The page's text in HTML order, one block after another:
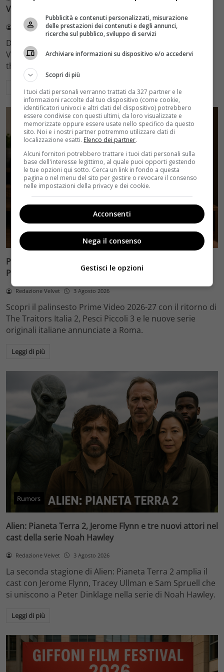
Video
Redazione Velvet 3 Agosto 2026
Deep Fear - Squali negli abissi è il film squali su Prime
Video che ha conquistato 6 milioni di ore viste. Un
thriller a basso budget che batte i blockbuster.
Leggi di più
Anteprime
Prime Video palinsesto 2026-27: The Traitors Italia 2,
Pesci Piccoli 3 e le nuove serie italiane
Redazione Velvet 3 Agosto 2026
Scopri il palinsesto Prime Video 2026-27 con il ritorno di
The Traitors Italia 2, Pesci Piccoli 3 e le nuove serie
originali italiane annunciate a Roma.
Leggi di più
Rumors
Alien: Pianeta Terra 2, Jerome Flynn e tre nuovi attori nel
cast della serie Noah Hawley
Redazione Velvet 3 Agosto 2026
La seconda stagione di Alien: Pianeta Terra 2 amplia il
cast con Jerome Flynn, Tracey Ullman e Sam Spruell che
si uniscono a Peter Dinklage nella serie di Noah Hawley.
Leggi di più
Pubblicità e contenuti personalizzati, misurazione
delle prestazioni dei contenuti e degli annunci,
ricerche sul pubblico, sviluppo di servizi
Archiviare informazioni su dispositivo e/o accedervi
Scopri di più
I tuoi dati personali verranno trattati da 327 partner e le
informazioni raccolte dal tuo dispositivo (come cookie,
identificatori univoci e altri dati del dispositivo) potrebbero
essere condivise con questi ultimi, da loro visualizzate e
memorizzate oppure essere usate nello specifico da questo
sito. Noi e i nostri partner potremmo utilizzare dati di
localizzazione esatti. Elenco dei partner.
Alcuni fornitori potrebbero trattare i tuoi dati personali sulla
base dell'interesse legittimo, al quale puoi opporti gestendo
le tue opzioni qui sotto. Cerca un link in fondo a questa
pagina o nel menu del sito per gestire o revocare il consenso
nelle impostazioni della privacy e dei cookie.
Acconsenti
Nega il consenso
Gestisci le opzioni